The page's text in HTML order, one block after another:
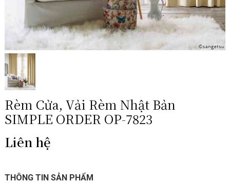
Rèm Cửa, Vải Rèm Nhật Bản
SIMPLE ORDER OP-7823
Liên hệ
THÔNG TIN SẢN PHẨM